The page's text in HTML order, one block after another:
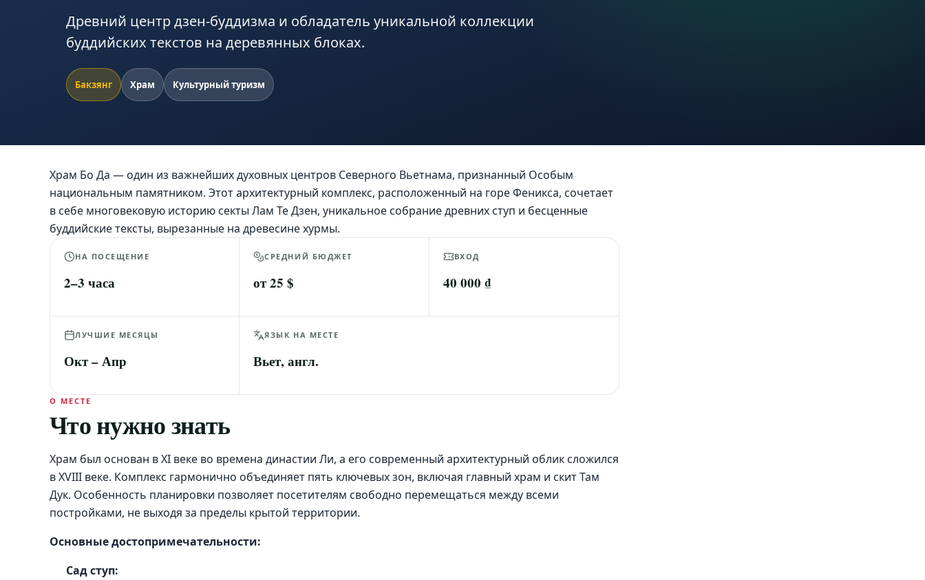
Древний центр дзен-буддизма и обладатель уникальной коллекции
буддийских текстов на деревянных блоках.
Бакзянг Храм Культурный туризм
Храм Бо Да — один из важнейших духовных центров Северного Вьетнама, признанный Особым
национальным памятником. Этот архитектурный комплекс, расположенный на горе Феникса, сочетает
в себе многовековую историю секты Лам Те Дзен, уникальное собрание древних ступ и бесценные
буддийские тексты, вырезанные на древесине хурмы.
НА ПОСЕЩЕНИЕ
2–3 часа
СРЕДНИЙ БЮДЖЕТ
от 25 $
ВХОД
40 000 ₫
ЛУЧШИЕ МЕСЯЦЫ
Окт – Апр
ЯЗЫК НА МЕСТЕ
Вьет, англ.
О МЕСТЕ
Что нужно знать
Храм был основан в XI веке во времена династии Ли, а его современный архитектурный облик сложился
в XVIII веке. Комплекс гармонично объединяет пять ключевых зон, включая главный храм и скит Там
Дук. Особенность планировки позволяет посетителям свободно перемещаться между всеми
постройками, не выходя за пределы крытой территории.
Основные достопримечательности:
Сад ступ: